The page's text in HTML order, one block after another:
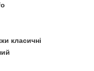
класичні